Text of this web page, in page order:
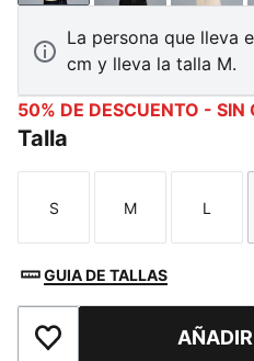
La persona que lleva
cm y lleva la talla M.
50% DE DESCUENTO - SIN
Talla
Talla
S
Talla
M
Talla
L
GUIA DE TALLAS
Añadir a la lista de